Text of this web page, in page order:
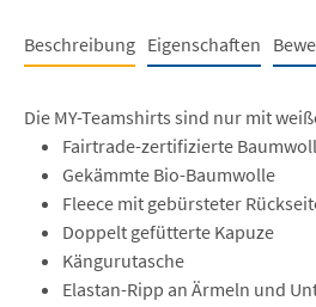
Beschreibung Eigenschaften
Die MY-Teamshirts sind nur mit
Fairtrade-zertifizierte
Gekämmte Bio-Baumwolle
Fleece mit gebürsteter
Doppelt gefütterte Kapuze
Kängurutasche
Elastan-Ripp an Ärmeln und